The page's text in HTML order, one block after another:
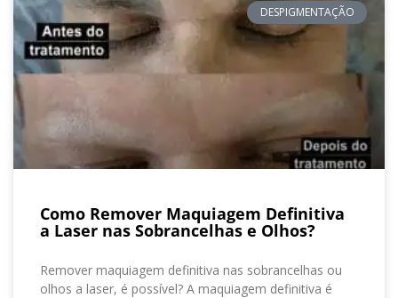
DESPIGMENTAÇÃO
Como Remover Maquiagem Definitiva
a Laser nas Sobrancelhas e Olhos?
Remover maquiagem definitiva nas sobrancelhas ou
olhos a laser, é possível? A maquiagem definitiva é